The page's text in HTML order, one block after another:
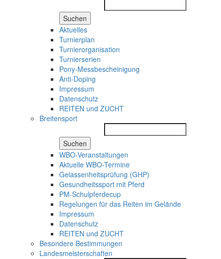
Suchen
Aktuelles
Turnierplan
Turnierorganisation
Turnierserien
Pony-Messbescheinigung
Anti-Doping
Impressum
Datenschutz
REITEN und ZUCHT
Breitensport
Suchen
WBO-Veranstaltungen
Aktuelle WBO-Termine
Gelassenheitsprüfung (GHP)
Gesundheitssport mit Pferd
PM-Schulpferdecup
Regelungen für das Reiten im Gelände
Impressum
Datenschutz
REITEN und ZUCHT
Besondere Bestimmungen
Landesmeisterschaften